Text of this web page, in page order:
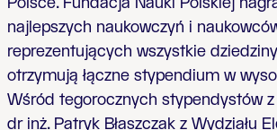
najlepszych naukowczyń i
reprezentujących wszystkie
otrzymują łączne stypendium w
Wśród tegorocznych stypendystów z
dr inż. Patryk Błaszczak z Wydziału